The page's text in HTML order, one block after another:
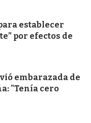
establecer
por efectos de
embarazada de
"Tenía cero